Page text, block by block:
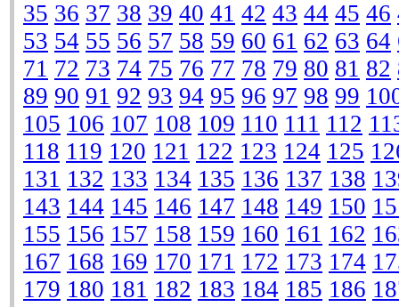
35 36 37 38 39 40 41 42 43 44 45 46
53 54 55 56 57 58 59 60 61 62 63 64
71 72 73 74 75 76 77 78 79 80 81 82
89 90 91 92 93 94 95 96 97 98 99
105 106 107 108 109 110 111 112
118 119 120 121 122 123 124 125
131 132 133 134 135 136 137 138
143 144 145 146 147 148 149 150
155 156 157 158 159 160 161 162
167 168 169 170 171 172 173 174
179 180 181 182 183 184 185 186